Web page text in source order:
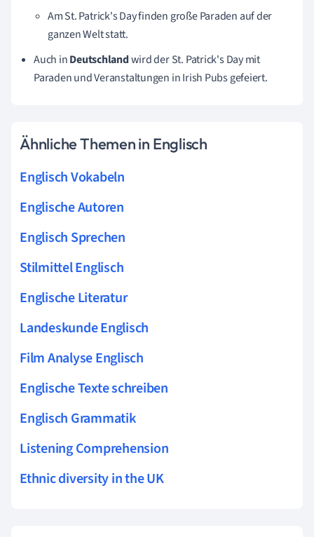
Am St. Patrick's Day finden große Paraden auf der
ganzen Welt statt.
Auch inDeutschlandwird der St. Patrick's Day mit
Paraden und Veranstaltungen in Irish Pubs gefeiert.
Ähnliche Themen in Englisch
Englisch Vokabeln
Englische Autoren
Englisch Sprechen
Stilmittel Englisch
Englische Literatur
Landeskunde Englisch
Film Analyse Englisch
Englische Texte schreiben
Englisch Grammatik
Listening Comprehension
Ethnic diversity in the UK